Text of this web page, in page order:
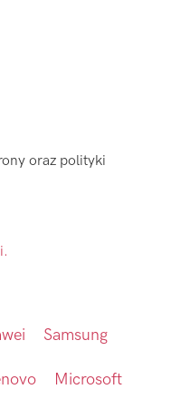
oraz polityki
Samsung
Microsoft